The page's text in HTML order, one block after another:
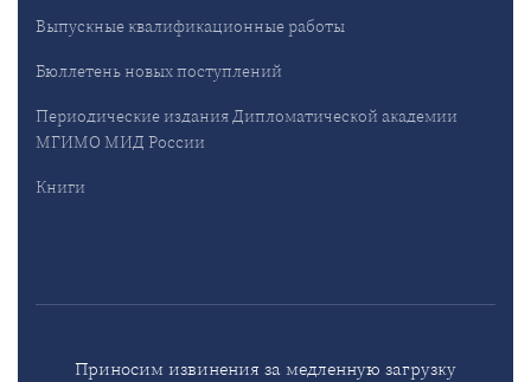
Выпускные квалификационные работы
Бюллетень новых поступлений
Периодические издания Дипломатической академии
МГИМО МИД России
Книги
Приносим извинения за медленную загрузку